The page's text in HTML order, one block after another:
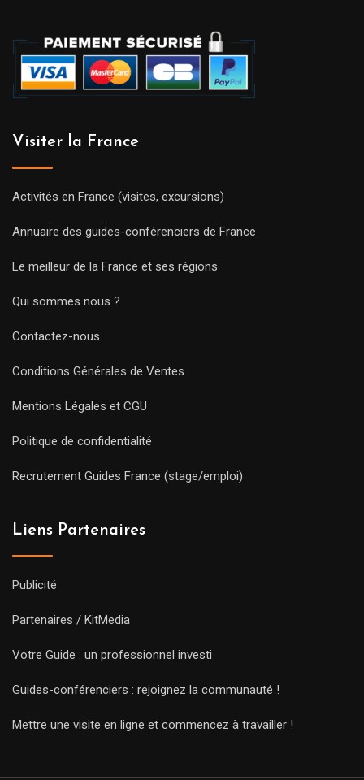
Visiter la France
Activités en France (visites, excursions)
Annuaire des guides-conférenciers de France
Le meilleur de la France et ses régions
Qui sommes nous ?
Contactez-nous
Conditions Générales de Ventes
Mentions Légales et CGU
Politique de confidentialité
Recrutement Guides France (stage/emploi)
Liens Partenaires
Publicité
Partenaires / KitMedia
Votre Guide : un professionnel investi
Guides-conférenciers : rejoignez la communauté !
Mettre une visite en ligne et commencez à travailler !